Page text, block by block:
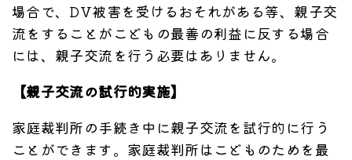
場合で、DV被害を受けるおそれがある等、親子交
流をすることがこどもの最善の利益に反する場合
には、親子交流を行う必要はありません。
【親子交流の試行的実施】
家庭裁判所の手続き中に親子交流を試行的に行う
ことができます。家庭裁判所はこどものためを最